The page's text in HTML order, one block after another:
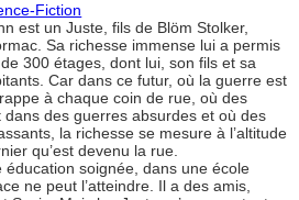
Fiction
est un Juste, fils de Blöm Stolker,
Sa richesse immense lui a permis
300 étages, dont lui, son fils et sa
Car dans ce futur, où la guerre est
à chaque coin de rue, où des
dans des guerres absurdes et où des
la richesse se mesure à l’altitude
qu’est devenu la rue.
soignée, dans une école
ne peut l’atteindre. Il a des amis,